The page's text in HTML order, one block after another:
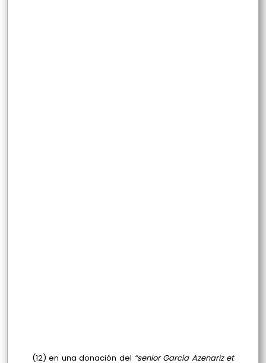
(12) en una donación del “senior García Azenariz et